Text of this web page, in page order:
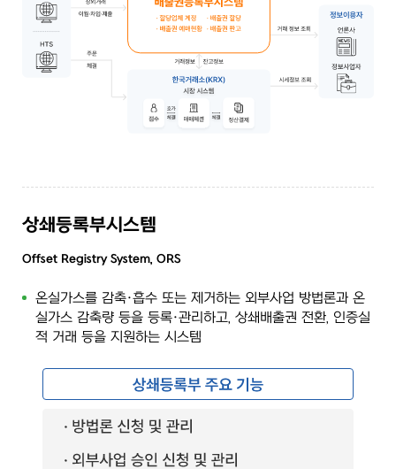
상쇄등록부시스템
Offset Registry System, ORS
온실가스를 감축·흡수 또는 제거하는 외부사업 방법론과 온
실가스 감축량 등을 등록·관리하고, 상쇄배출권 전환, 인증실
적 거래 등을 지원하는 시스템
상쇄등록부의 주요 기능은 방법론 신청 및 관리, 외부사업 승